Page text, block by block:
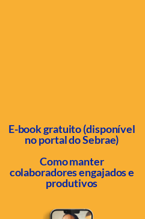
E-book gratuito (disponível
no portal do Sebrae)
Como manter
colaboradores engajados e
produtivos